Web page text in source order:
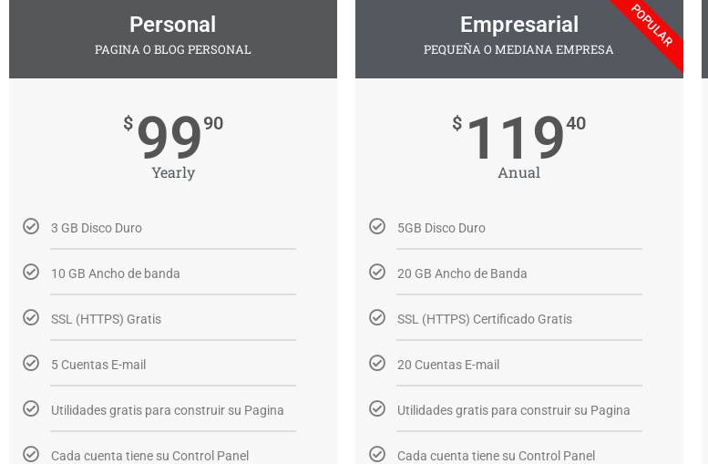
Personal
PAGINA O BLOG PERSONAL
$ 9990
Yearly
3 GB Disco Duro
10 GB Ancho de banda
SSL (HTTPS) Gratis
5 Cuentas E-mail
Utilidades gratis para construir su Pagina
Cada cuenta tiene su Control Panel
Empresarial
PEQUEÑA O MEDIANA EMPRESA
$ 11940
Anual
5GB Disco Duro
20 GB Ancho de Banda
SSL (HTTPS) Certificado Gratis
20 Cuentas E-mail
Utilidades gratis para construir su Pagina
Cada cuenta tiene su Control Panel
POPULAR